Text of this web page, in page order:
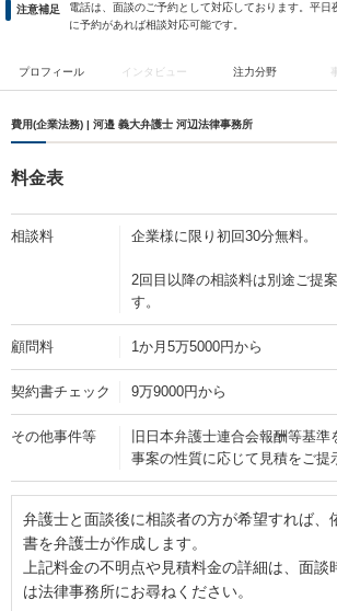
注意補足
電話は、面談のご予約として対応しております。平日
に予約があれば相談対応可能です。
プロフィール インタビュー 注力分野
費用(企業法務) | 河邉 義大弁護士 河辺法律事務所
料金表
相談料 企業様に限り初回30分無料。
2回目以降の相談料は別途ご提
す。
顧問料 1か月5万5000円から
契約書チェック 9万9000円から
その他事件等
旧日本弁護士連合会報酬等基
事案の性質に応じて見積をご提
弁護士と面談後に相談者の方が希望すれば、
書を弁護士が作成します。
上記料金の不明点や見積料金の詳細は、面談
は法律事務所にお尋ねください。